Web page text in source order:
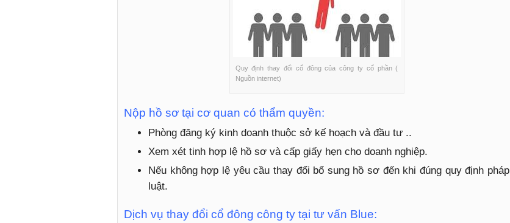
Quy định thay đổi cổ đông của công ty cổ phần (
Nguồn internet)
Nộp hồ sơ tại cơ quan có thẩm quyền:
Phòng đăng ký kinh doanh thuộc sở kế hoạch và đầu tư ..
Xem xét tinh hợp lệ hồ sơ và cấp giấy hẹn cho doanh nghiệp.
Nếu không hợp lệ yêu cầu thay đổi bổ sung hồ sơ đến khi đúng quy định pháp
luật.
Dịch vụ thay đổi cổ đông công ty tại tư vấn Blue: